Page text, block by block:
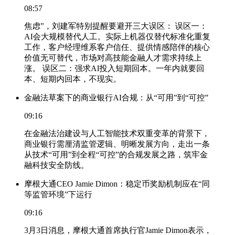
08:57
焦虑”，刘建军特别提醒要避开三大误区： 误区一：
AI会大规模替代人工。实际上机器仅替代标准化重复
工作，客户经理维系客户信任、提供情感陪伴的核心
价值无可替代，市场对高技能金融人才需求持续上
涨。 误区二：强求AI投入短期回本。一年内就要回
本、短期内回本，不现实。
金融法草案下的商业银行AI合规：从“可用”到“可控”
09:16
在金融法治建设与人工智能技术双重变革的背景下，
商业银行需厘清监管逻辑、明晰发展方向，走出一条
从技术“可用”到全程“可控”的合规发展之路，筑牢金
融科技安全防线。
摩根大通CEO Jamie Dimon：稳定币奖励机制应在“同
等监管环境”下运行
09:16
3月3日消息，摩根大通首席执行官Jamie Dimon表示，